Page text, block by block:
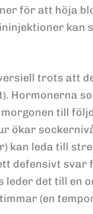
för att höja
kan
trots att
Hormonerna
till
ökar
kan leda till
defensivt
leder det till en
(en